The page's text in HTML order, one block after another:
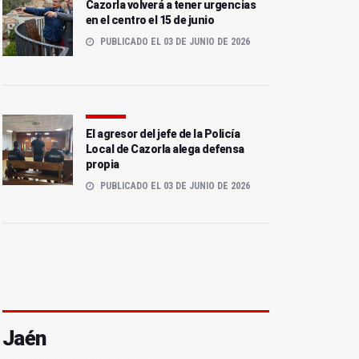
Cazorla volverá a tener urgencias
en el centro el 15 de junio
PUBLICADO EL 03 DE JUNIO DE 2026
El agresor del jefe de la Policía
Local de Cazorla alega defensa
propia
PUBLICADO EL 03 DE JUNIO DE 2026
Jaén